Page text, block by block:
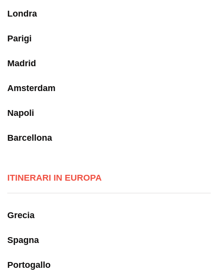
Londra
Parigi
Madrid
Amsterdam
Napoli
Barcellona
ITINERARI IN EUROPA
Grecia
Spagna
Portogallo